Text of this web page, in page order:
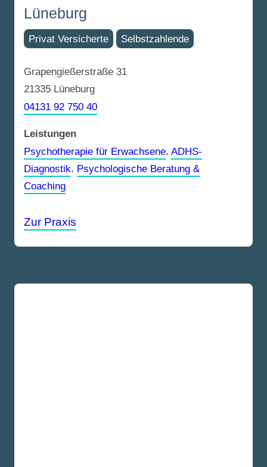
Lüneburg
Privat Versicherte Selbstzahlende
Grapengießerstraße 31
21335 Lüneburg
04131 92 750 40
Leistungen
Psychotherapie für Erwachsene, ADHS-
Diagnostik, Psychologische Beratung &
Coaching
Zur Praxis